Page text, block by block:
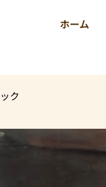
ホーム
ク